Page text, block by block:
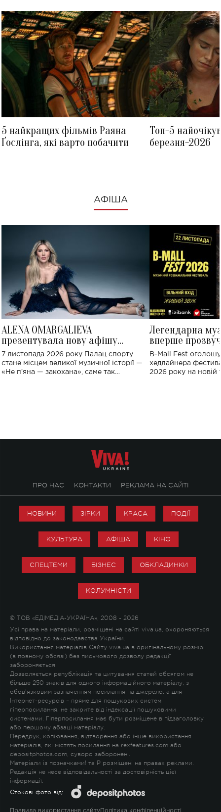
5 найкращих фільмів Раяна
Ґослінга, які варто побачити
Топ-5
березня-2026
АФІША
ALENA OMARGALIEVA
презентувала нову афішу
великого концерту в Палаці
спорту
7 листопада 2026 року Палац спорту
стане місцем великої музичної історії —
«Не пʼяна — закохана», саме так
Легендарна
вперше
Україні: де
B-Mall Fest
хедлайнера
2026 року на новій
ПРО НАС КОНТАКТИ РЕКЛАМА НА САЙТІ
НОВИНИ ЗІРКИ КРАСА ПОДІЇ
КУЛЬТУРА АФІША КІНО
СПЕЦТЕМИ БІЗНЕС ОБКЛАДИНКИ
КОЛУМНІСТИ
© ТОВ «ЕДІМЕДІА-УКРАЇНА», 2008 - 2026
Усі права на матеріали, розміщені на сайті viva.ua, охороняються
відповідно до законодавства України.
Використання матеріалів Сайту viva.ua в оригінальному розмірі
(в повному обсязі) без письмового дозволу редакції
забороняється.
Дозволяється републікація та цитування статей обсягом не
більше 250 знаків для одного інформаційного матеріалу, з
обов'язковим зазначенням посилання на джерело, а для
Інтернет-ресурсів – пряме для пошукових систем
гіперпосилання, не закрите від індексації пошуковими
системами. Гіперпосилання має бути розміщене в підзаголовку
або першому абзаці матеріалу.
Передрук, копіювання, відтворення або інше використання
матеріалів, які містять посилання на rexfeatures.com або
depositphotos.com, суворо заборонені.
Матеріали із позначками! та P розміщені на правах реклами.
Редакція не несе відповідальності за достовірність цієї
інформації.
Стокові фото від: